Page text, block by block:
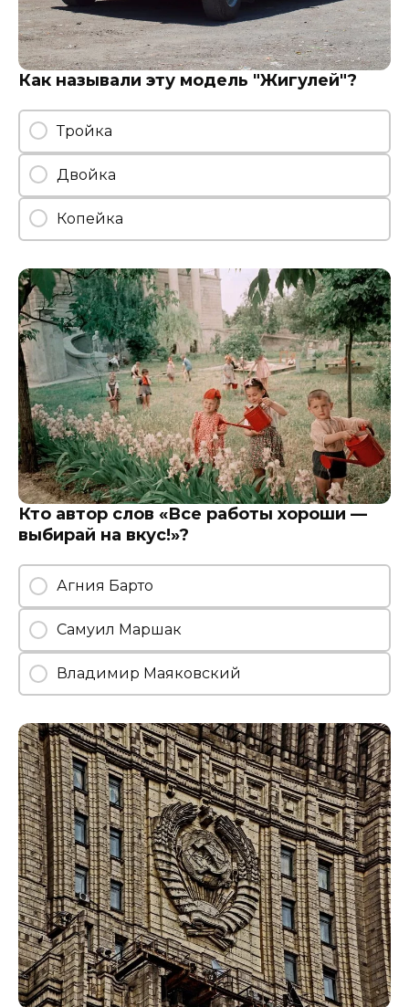
Как называли эту модель "Жигулей"?
Тройка
Двойка
Копейка
Кто автор слов «Все работы хороши —
выбирай на вкус!»?
Агния Барто
Самуил Маршак
Владимир Маяковский